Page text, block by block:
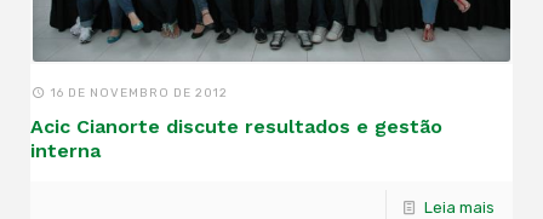
16 DE NOVEMBRO DE 2012
Acic Cianorte discute resultados e gestão
interna
Leia mais